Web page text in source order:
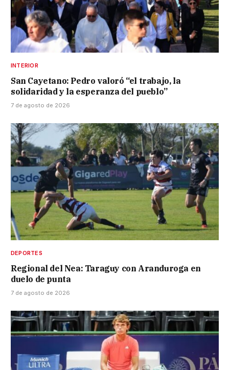
INTERIOR
San Cayetano: Pedro valoró “el trabajo, la
solidaridad y la esperanza del pueblo”
7 de agosto de 2026
DEPORTES
Regional del Nea: Taraguy con Aranduroga en
duelo de punta
7 de agosto de 2026